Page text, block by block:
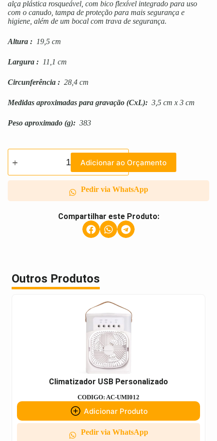
alça plástica rosqueável, com bico flexível integrado para uso
com o canudo, tampa de proteção para mais segurança e
higiene, além de um bocal com trava de segurança.
Altura : 19,5 cm
Largura : 11,1 cm
Circunferência : 28,4 cm
Medidas aproximadas para gravação (CxL): 3,5 cm x 3 cm
Peso aproximado (g): 383
Adicionar ao Orçamento
Pedir via WhatsApp
Compartilhar este Produto:
Outros Produtos
Climatizador USB Personalizado
CODIGO: AC-UMI012
Adicionar Produto
Pedir via WhatsApp